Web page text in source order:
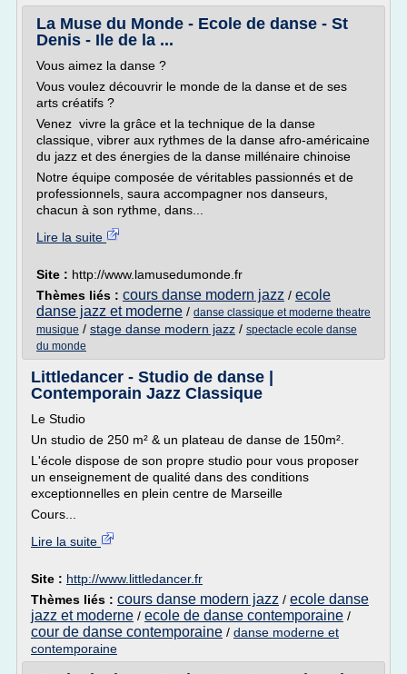
La Muse du Monde - Ecole de danse - St
Denis - Ile de la ...
Vous aimez la danse ?
Vous voulez découvrir le monde de la danse et de ses
arts créatifs ?
Venez vivre la grâce et la technique de la danse
classique, vibrer aux rythmes de la danse afro-américaine
du jazz et des énergies de la danse millénaire chinoise
Notre équipe composée de véritables passionnés et de
professionnels, saura accompagner nos danseurs,
chacun à son rythme, dans...
Lire la suite
Site : http://www.lamusedumonde.fr
Thèmes liés : cours danse modern jazz / ecole
danse jazz et moderne / danse classique et moderne theatre
musique / stage danse modern jazz / spectacle ecole danse
du monde
Littledancer - Studio de danse |
Contemporain Jazz Classique
Le Studio
Un studio de 250 m² & un plateau de danse de 150m².
L'école dispose de son propre studio pour vous proposer
un enseignement de qualité dans des conditions
exceptionnelles en plein centre de Marseille
Cours...
Lire la suite
Site : http://www.littledancer.fr
Thèmes liés : cours danse modern jazz / ecole danse
jazz et moderne / ecole de danse contemporaine /
cour de danse contemporaine / danse moderne et
contemporaine